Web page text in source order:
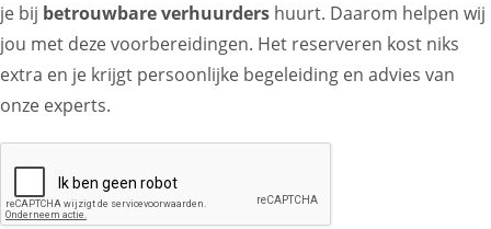
je bij betrouwbare verhuurders huurt. Daarom helpen wij
jou met deze voorbereidingen. Het reserveren kost niks
extra en je krijgt persoonlijke begeleiding en advies van
onze experts.